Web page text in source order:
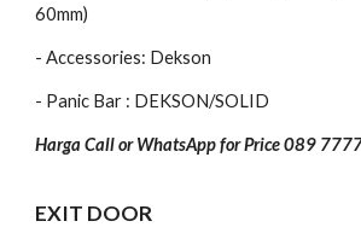
60mm)
- Accessories: Dekson
- Panic Bar : DEKSON/SOLID
Harga Call or WhatsApp for Price 089
EXIT DOOR